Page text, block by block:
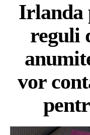
Irlanda
reguli
vor